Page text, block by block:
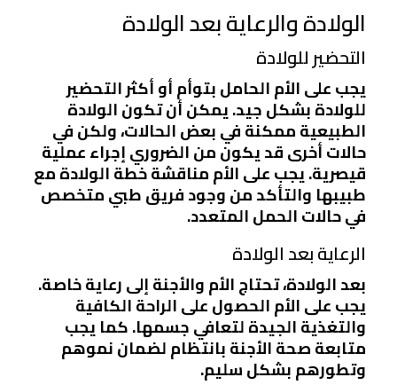
الولادة والرعاية بعد الولادة
التحضير للولادة
يجب على الأم الحامل بتوأم أو أكثر التحضير
للولادة بشكل جيد. يمكن أن تكون الولادة
الطبيعية ممكنة في بعض الحالات، ولكن في
حالات أخرى قد يكون من الضروري إجراء عملية
قيصرية. يجب على الأم مناقشة خطة الولادة مع
طبيبها والتأكد من وجود فريق طبي متخصص
في حالات الحمل المتعدد.
الرعاية بعد الولادة
بعد الولادة، تحتاج الأم والأجنة إلى رعاية خاصة.
يجب على الأم الحصول على الراحة الكافية
والتغذية الجيدة لتعافي جسمها. كما يجب
متابعة صحة الأجنة بانتظام لضمان نموهم
وتطورهم بشكل سليم.